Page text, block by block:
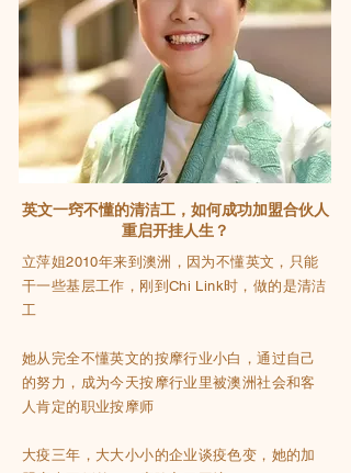
英文一窍不懂的清洁工，如何成功加盟合伙人
重启开挂人生？
立萍姐2010年来到澳洲，因为不懂英文，只能
干一些基层工作，刚到Chi Link时，做的是清洁
工
她从完全不懂英文的按摩行业小白，通过自己
的努力，成为今天按摩行业里被澳洲社会和客
人肯定的职业按摩师
大疫三年，大大小小的企业谈疫色变，她的加